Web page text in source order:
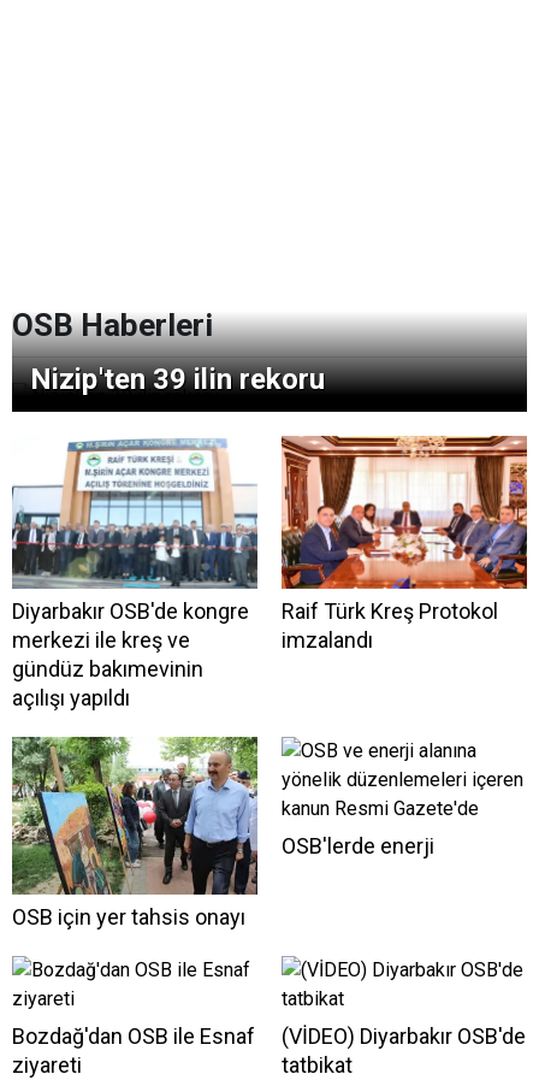
OSB Haberleri
Nizip'ten 39 ilin rekoru
Diyarbakır OSB'de kongre
merkezi ile kreş ve
gündüz bakımevinin
açılışı yapıldı
Raif Türk Kreş Protokol
imzalandı
OSB için yer tahsis onayı
OSB'lerde enerji
Bozdağ'dan OSB ile Esnaf
ziyareti
(VİDEO) Diyarbakır OSB'de
tatbikat